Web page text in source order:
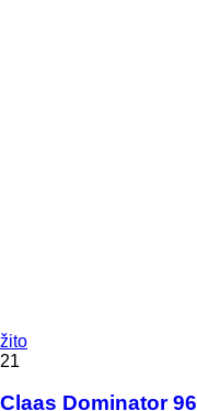
žito
21
Claas Dominator 96